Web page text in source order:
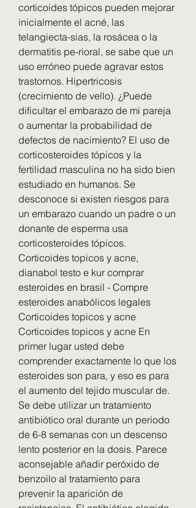
corticoides tópicos pueden mejorar
inicialmente el acné, las
telangiecta-sias, la rosácea o la
dermatitis pe-rioral, se sabe que un
uso erróneo puede agravar estos
trastornos. Hipertricosis
(crecimiento de ve­llo). ¿Puede
dificultar el embarazo de mi pareja
o aumentar la probabilidad de
defectos de nacimiento? El uso de
corticosteroides tópicos y la
fertilidad masculina no ha sido bien
estudiado en humanos. Se
desconoce si existen riesgos para
un embarazo cuando un padre o un
donante de esperma usa
corticosteroides tópicos.
Corticoides topicos y acne,
dianabol testo e kur comprar
esteroides en brasil - Compre
esteroides anabólicos legales
Corticoides topicos y acne
Corticoides topicos y acne En
primer lugar usted debe
comprender exactamente lo que los
esteroides son para, y eso es para
el aumento del tejido muscular de.
Se debe utilizar un tratamiento
antibiótico oral durante un periodo
de 6-8 semanas con un descenso
lento posterior en la dosis. Parece
aconsejable añadir peróxido de
benzoilo al tratamiento para
prevenir la aparición de